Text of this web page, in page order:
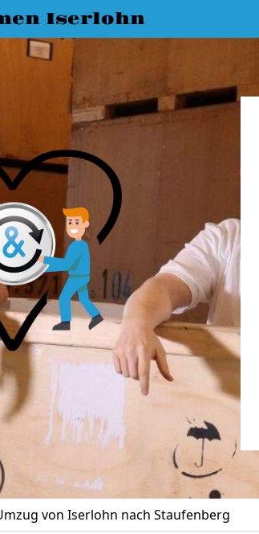
Iserlohn
von Iserlohn nach Staufenberg